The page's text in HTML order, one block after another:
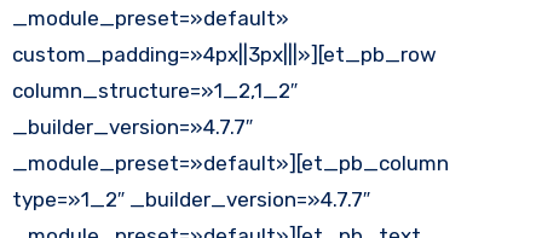
_module_preset=»default»
custom_padding=»4px||3px|||»][et_pb_row
column_structure=»1_2,1_2″
_builder_version=»4.7.7″
_module_preset=»default»][et_pb_column
type=»1_2″ _builder_version=»4.7.7″